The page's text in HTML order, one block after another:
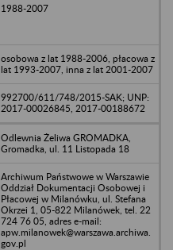
1988-2007
osobowa z lat 1988-2006, płacowa z
lat 1993-2007, inna z lat 2001-2007
992700/611/748/2015-SAK; UNP:
2017-00026845, 2017-00188672
Odlewnia Żeliwa GROMADKA,
Gromadka, ul. 11 Listopada 18
Archiwum Państwowe w Warszawie
Oddział Dokumentacji Osobowej i
Płacowej w Milanówku, ul. Stefana
Okrzei 1, 05-822 Milanówek, tel. 22
724 76 05, adres e-mail:
apw.milanowek@warszawa.archiwa.
gov.pl